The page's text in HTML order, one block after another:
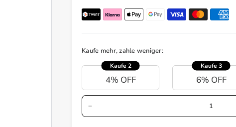
Kaufe mehr, zahle weniger:
Kaufe 2
4% OFF
Kaufe 3
6% OFF